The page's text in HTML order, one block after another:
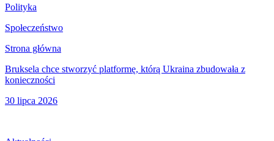
Polityka
Społeczeństwo
Strona główna
Bruksela chce stworzyć platformę, którą Ukraina zbudowała z
konieczności
30 lipca 2026